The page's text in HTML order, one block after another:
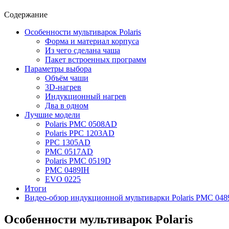
Содержание
Особенности мультиварок Polaris
Форма и материал корпуса
Из чего сделана чаша
Пакет встроенных программ
Параметры выбора
Объём чаши
3D-нагрев
Индукционный нагрев
Два в одном
Лучшие модели
Polaris PMC 0508AD
Polaris PPC 1203AD
PPC 1305AD
PMC 0517AD
Polaris PMC 0519D
PMC 0489IH
EVO 0225
Итоги
Видео-обзор индукционной мультиварки Polaris PMC
Особенности мультиварок Polaris